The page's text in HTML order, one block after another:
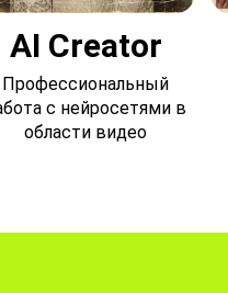
AI Creator
Профессиональный
с нейросетями в
области видео